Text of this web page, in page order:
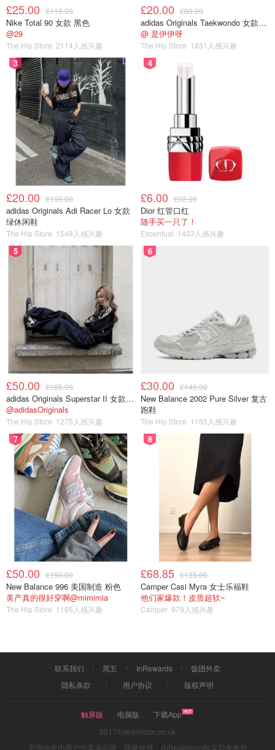
沙囊的✌️😆
味道很甜👌😍
£25.00 £110.00
Nike Total 90 女款 黑色
@29
The Hip Store 2114人感兴趣
£20.00 £80.00
adidas Originals Taekwondo 女款黑色运动鞋
@ 是伊伊呀
The Hip Store 1831人感兴趣
3
£20.00 £100.00
adidas Originals Adi Racer Lo 女款
绿休闲鞋
The Hip Store 1548人感兴趣
4
£6.00 £32.00
Dior 红管口红
随手买一只了！
Escentual 1433人感兴趣
5
£50.00 £165.00
adidas Originals Superstar II 女款串珠休闲鞋 黑色
@adidasOriginals
The Hip Store 1275人感兴趣
6
£30.00 £140.00
New Balance 2002 Pure Silver 复古
跑鞋
The Hip Store 1165人感兴趣
7
£50.00 £190.00
New Balance 996 美国制造 粉色
美产真的很好穿啊@mimimia
The Hip Store 1165人感兴趣
8
£68.85 £135.00
Camper Casi Myra 女士乐福鞋
他们家爆款！皮质超软~
Camper 979人感兴趣
联系我们 黑五 InRewards
饭团外卖
隐私条款
用户协议 版权声明
触屏版 电脑版
下载App
2017©dealmoon.co.uk
页面信息由用户分享或品牌、商家提供，由Dealmoon核实后发布折